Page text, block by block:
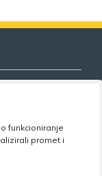
funkcioniranje
promet i